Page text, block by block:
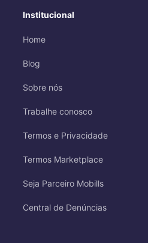
Institucional
Home
Blog
Sobre nós
Trabalhe conosco
Termos e Privacidade
Termos Marketplace
Seja Parceiro Mobills
Central de Denúncias